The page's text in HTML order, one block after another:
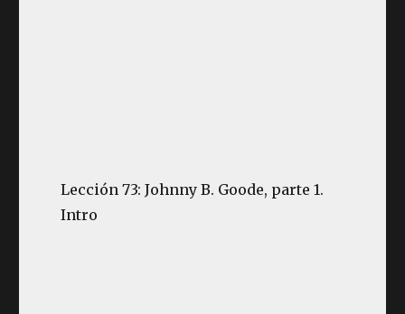
Lección 73: Johnny B. Goode, parte 1.
Intro